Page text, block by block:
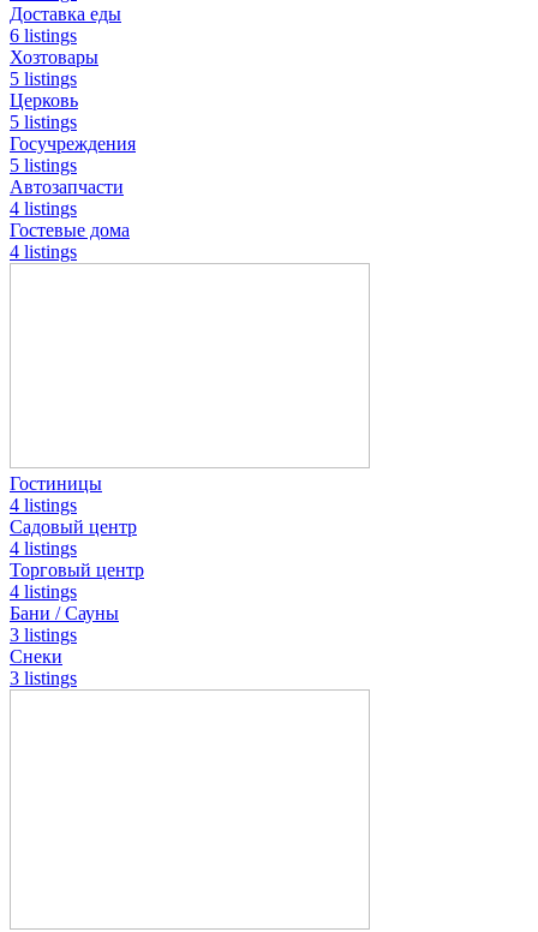
Доставка еды
6 listings
Хозтовары
5 listings
Церковь
5 listings
Госучреждения
5 listings
Автозапчасти
4 listings
Гостевые дома
4 listings
Гостиницы
4 listings
Садовый центр
4 listings
Торговый центр
4 listings
Бани / Сауны
3 listings
Снеки
3 listings